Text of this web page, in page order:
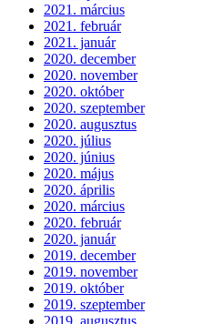
2021. március
2021. február
2021. január
2020. december
2020. november
2020. október
2020. szeptember
2020. augusztus
2020. július
2020. június
2020. május
2020. április
2020. március
2020. február
2020. január
2019. december
2019. november
2019. október
2019. szeptember
2019. augusztus